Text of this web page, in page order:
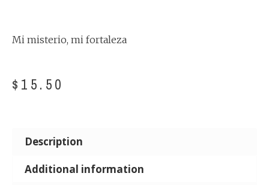
Mi misterio, mi fortaleza
$ 15.50
Description
Additional information